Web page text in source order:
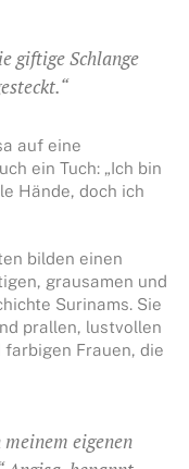
giftige Schlange
auf eine
ein Tuch: „Ich bin
Hände, doch ich
bilden einen
grausamen und
Surinams. Sie
prallen, lustvollen
farbigen Frauen, die
eigenen